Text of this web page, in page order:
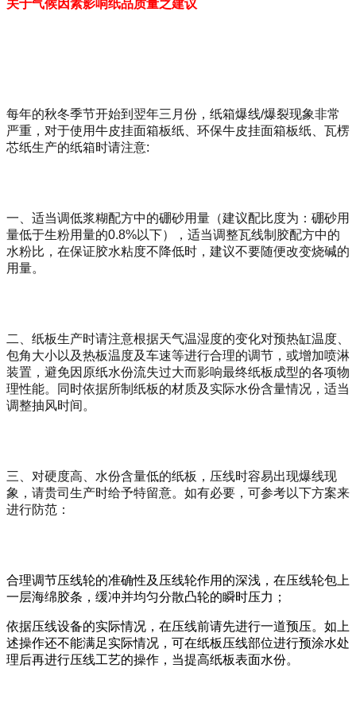
关于气候因素影响纸品质量之建议
每年的秋冬季节开始到翌年三月份，纸箱爆线/爆裂现象非常
严重，对于使用牛皮挂面箱板纸、环保牛皮挂面箱板纸、 瓦楞
芯纸生产的纸箱时请注意:
一、适当调低浆糊配方中的硼砂用量（建议配比度为：硼砂用
量低于生粉用量的0.8%以下），适当调整瓦线制胶配方中的
水粉比，在保证胶水粘度不降低时，建议不要随便改变烧碱的
用量。
二、纸板生产时请注意根据天气温湿度的变化对预热缸温度、
包角大小以及热板温度及车速等进行合理的调节，或增加喷淋
装置，避免因原纸水份流失过大而影响最终纸板成型的各项物
理性能。同时依据所制纸板的材质及实际水份含量情况，适当
调整抽风时间。
三、对硬度高、水份含量低的纸板，压线时容易出现爆线现
象，请贵司生产时给予特留意。如有必要，可参考以下方案来
进行防范：
合理调节压线轮的准确性及压线轮作用的深浅，在压线轮包上
一层海绵胶条，缓冲并均匀分散凸轮的瞬时压力；
依据压线设备的实际情况，在压线前请先进行一道预压。如上
述操作还不能满足实际情况，可在纸板压线部位进行预涂水处
理后再进行压线工艺的操作，当提高纸板表面水份。